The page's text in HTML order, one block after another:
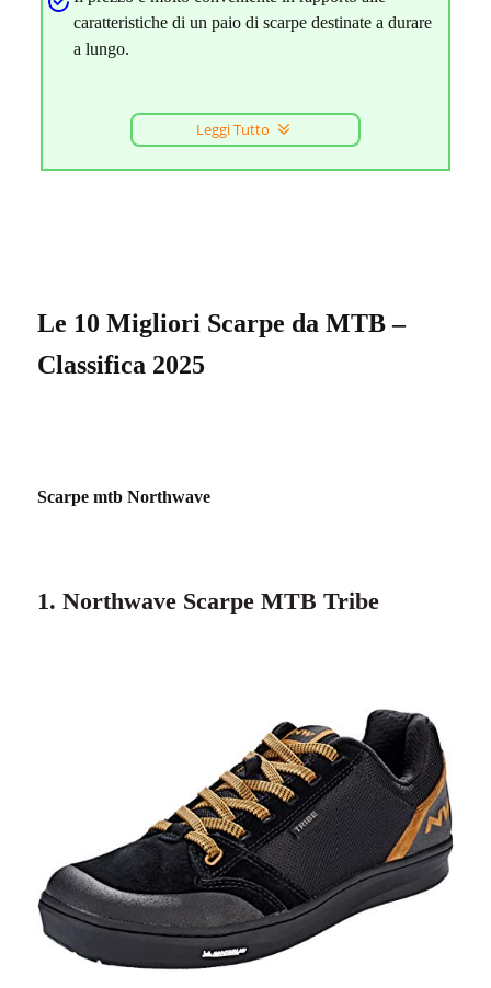
caratteristiche di un paio di scarpe destinate a durare
a lungo.
Leggi Tutto
Le 10 Migliori Scarpe da MTB –
Classifica 2025
Scarpe mtb Northwave
1. Northwave Scarpe MTB Tribe